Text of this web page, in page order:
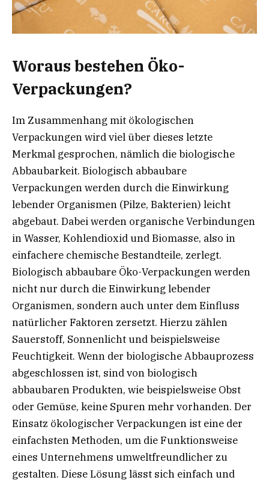
Woraus bestehen Öko-
Verpackungen?
Im Zusammenhang mit ökologischen
Verpackungen wird viel über dieses letzte
Merkmal gesprochen, nämlich die biologische
Abbaubarkeit. Biologisch abbaubare
Verpackungen werden durch die Einwirkung
lebender Organismen (Pilze, Bakterien) leicht
abgebaut. Dabei werden organische Verbindungen
in Wasser, Kohlendioxid und Biomasse, also in
einfachere chemische Bestandteile, zerlegt.
Biologisch abbaubare Öko-Verpackungen werden
nicht nur durch die Einwirkung lebender
Organismen, sondern auch unter dem Einfluss
natürlicher Faktoren zersetzt. Hierzu zählen
Sauerstoff, Sonnenlicht und beispielsweise
Feuchtigkeit. Wenn der biologische Abbauprozess
abgeschlossen ist, sind von biologisch
abbaubaren Produkten, wie beispielsweise Obst
oder Gemüse, keine Spuren mehr vorhanden. Der
Einsatz ökologischer Verpackungen ist eine der
einfachsten Methoden, um die Funktionsweise
eines Unternehmens umweltfreundlicher zu
gestalten. Diese Lösung lässt sich einfach und